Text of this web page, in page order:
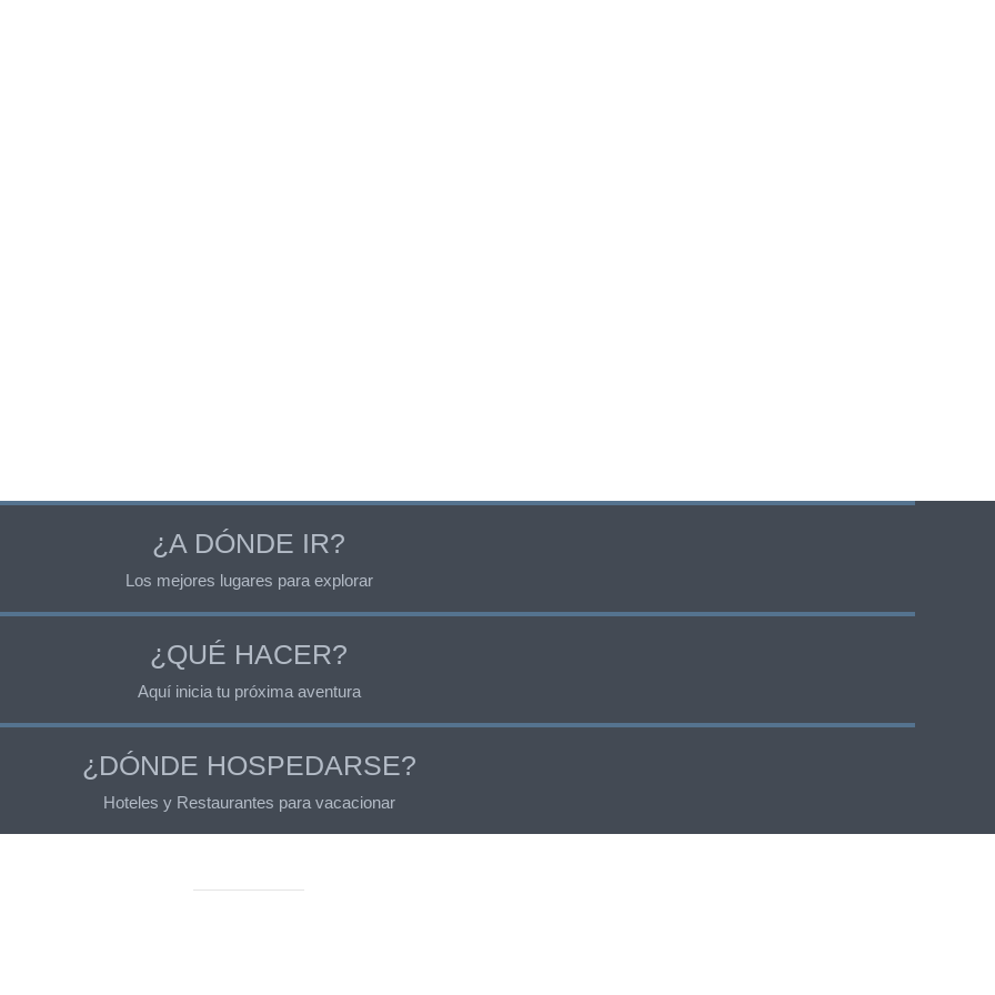
¿A DÓNDE IR?
Los mejores lugares para explorar
¿QUÉ HACER?
Aquí inicia tu próxima aventura
¿DÓNDE HOSPEDARSE?
Hoteles y Restaurantes para vacacionar